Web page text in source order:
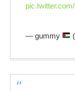
— gummy